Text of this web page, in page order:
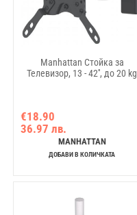
Manhattan Стойка за
Телевизор, 13 - 42'', до 20 kg
€18.90
36.97 лв.
MANHATTAN
ДОБАВИ В КОЛИЧКАТА